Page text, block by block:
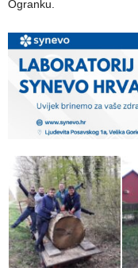
Ogranku.